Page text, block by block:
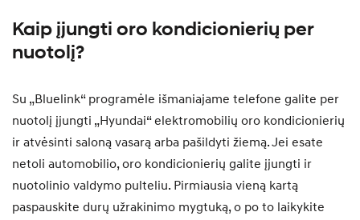
Kaip įjungti oro kondicionierių per
nuotolį?
Su „Bluelink“ programėle išmaniajame telefone galite per
nuotolį įjungti „Hyundai“ elektromobilių oro kondicionierių
ir atvėsinti saloną vasarą arba pašildyti žiemą. Jei esate
netoli automobilio, oro kondicionierių galite įjungti ir
nuotolinio valdymo pulteliu. Pirmiausia vieną kartą
paspauskite durų užrakinimo mygtuką, o po to laikykite